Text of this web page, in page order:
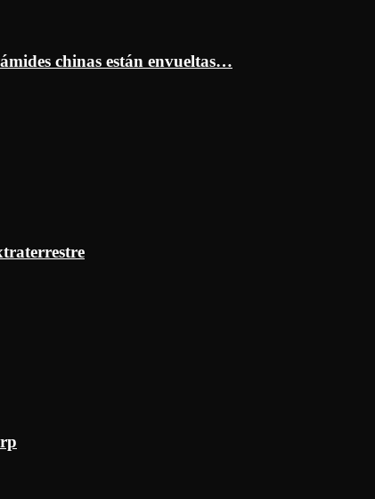
chinas están envueltas…